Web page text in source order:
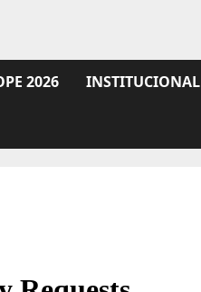
2026 INSTITUCIONAL